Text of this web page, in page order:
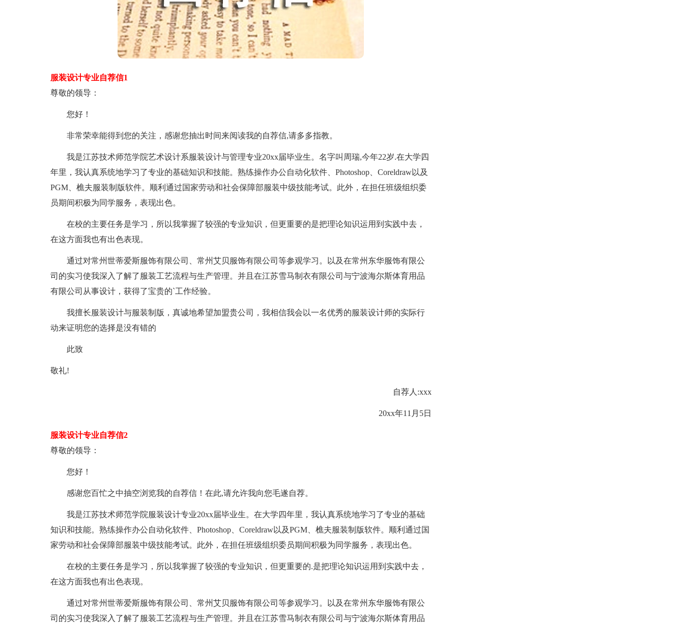
服装设计专业自荐信1
尊敬的领导：
您好！
非常荣幸能得到您的关注，感谢您抽出时间来阅读我的自荐信,请多多指教。
我是江苏技术师范学院艺术设计系服装设计与管理专业20xx届毕业生。名字叫周瑞,今年22岁.在大学四
年里，我认真系统地学习了专业的基础知识和技能。熟练操作办公自动化软件、Photoshop、Coreldraw以及
PGM、樵夫服装制版软件。顺利通过国家劳动和社会保障部服装中级技能考试。此外，在担任班级组织委
员期间积极为同学服务，表现出色。
在校的主要任务是学习，所以我掌握了较强的专业知识，但更重要的是把理论知识运用到实践中去，
在这方面我也有出色表现。
通过对常州世蒂爱斯服饰有限公司、常州艾贝服饰有限公司等参观学习。以及在常州东华服饰有限公
司的实习使我深入了解了服装工艺流程与生产管理。并且在江苏雪马制衣有限公司与宁波海尔斯体育用品
有限公司从事设计，获得了宝贵的`工作经验。
我擅长服装设计与服装制版，真诚地希望加盟贵公司，我相信我会以一名优秀的服装设计师的实际行
动来证明您的选择是没有错的
此致
敬礼!
自荐人:xxx
20xx年11月5日
服装设计专业自荐信2
尊敬的领导：
您好！
感谢您百忙之中抽空浏览我的自荐信！在此,请允许我向您毛遂自荐。
我是江苏技术师范学院服装设计专业20xx届毕业生。在大学四年里，我认真系统地学习了专业的基础
知识和技能。熟练操作办公自动化软件、Photoshop、Coreldraw以及PGM、樵夫服装制版软件。顺利通过国
家劳动和社会保障部服装中级技能考试。此外，在担任班级组织委员期间积极为同学服务，表现出色。
在校的主要任务是学习，所以我掌握了较强的专业知识，但更重要的.是把理论知识运用到实践中去，
在这方面我也有出色表现。
通过对常州世蒂爱斯服饰有限公司、常州艾贝服饰有限公司等参观学习。以及在常州东华服饰有限公
司的实习使我深入了解了服装工艺流程与生产管理。并且在江苏雪马制衣有限公司与宁波海尔斯体育用品